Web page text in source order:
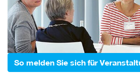
So melden Sie sich für